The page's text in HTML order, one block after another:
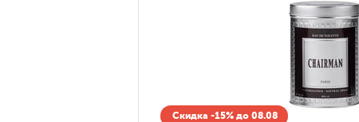
Скидка -15% до 08.08